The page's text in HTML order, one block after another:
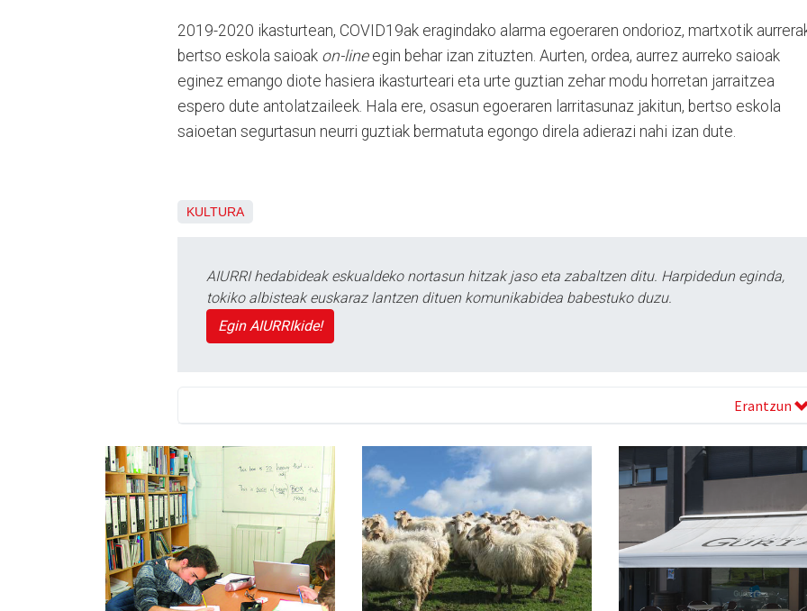
2019-2020 ikasturtean, COVID19ak eragindako alarma egoeraren ondorioz, martxotik
bertso eskola saioak on-lineegin behar izan zituzten. Aurten, ordea, aurrez aurreko saioak
eginez emango diote hasiera ikasturteari eta urte guztian zehar modu horretan jarraitzea
espero dute antolatzaileek. Hala ere, osasun egoeraren larritasunaz jakitun, bertso eskola
saioetan segurtasun neurri guztiak bermatuta egongo direla adierazi nahi izan dute.
KULTURA
AIURRI hedabideak eskualdeko nortasun hitzak jaso eta zabaltzen ditu. Harpidedun eginda,
tokiko albisteak euskaraz lantzen dituen komunikabidea babestuko duzu.
Egin AIURRIkide!
Erantzun